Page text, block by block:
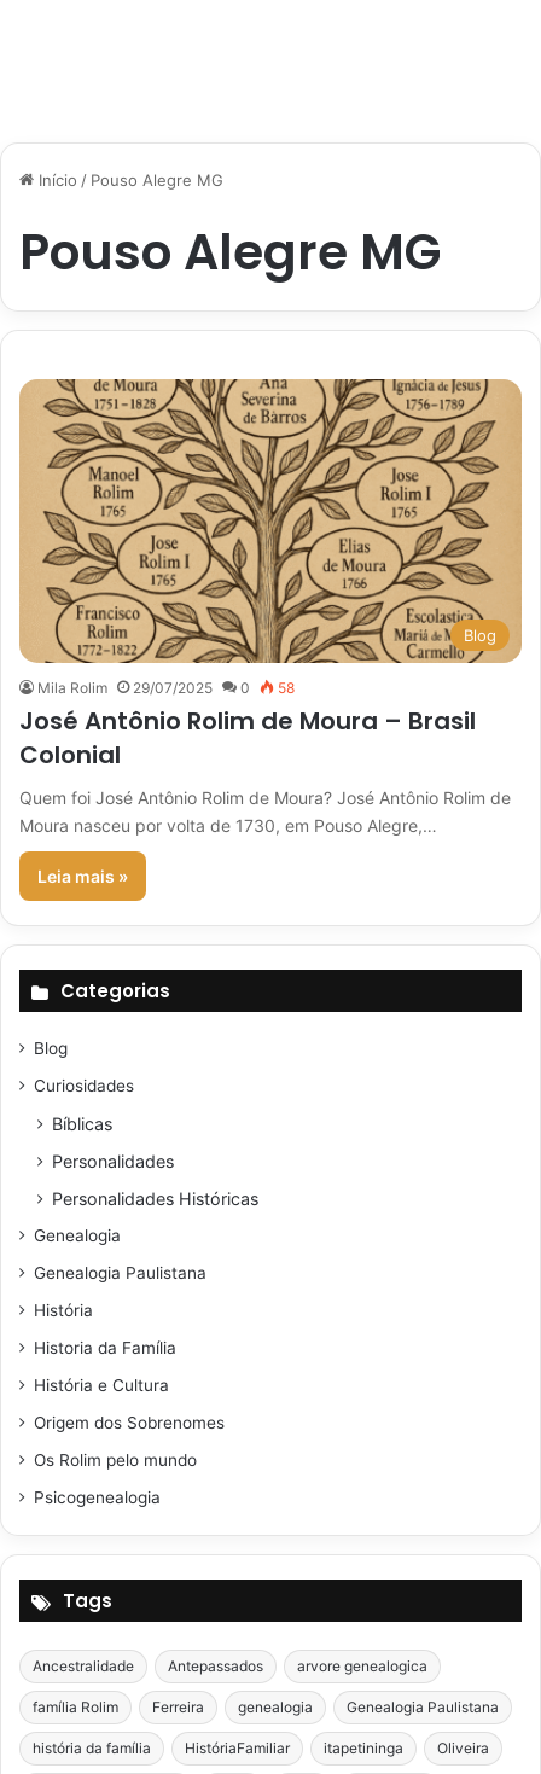
Início / Pouso Alegre MG
Pouso Alegre MG
Blog
Mila Rolim 29/07/2025 0 58
José Antônio Rolim de Moura – Brasil
Colonial
Quem foi José Antônio Rolim de Moura? José Antônio Rolim de
Moura nasceu por volta de 1730, em Pouso Alegre,…
Leia mais »
Categorias
Blog
Curiosidades
Bíblicas
Personalidades
Personalidades Históricas
Genealogia
Genealogia Paulistana
História
Historia da Família
História e Cultura
Origem dos Sobrenomes
Os Rolim pelo mundo
Psicogenealogia
Tags
Ancestralidade Antepassados arvore genealogica
família Rolim Ferreira genealogia Genealogia Paulistana
história da família HistóriaFamiliar itapetininga Oliveira